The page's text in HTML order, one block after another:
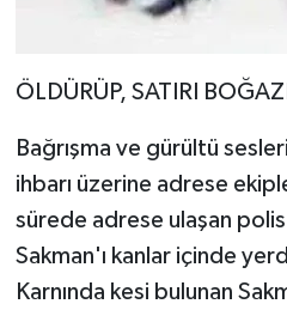
ÖLDÜRÜP, SATIRI
Bağrışma ve gürültü
ihbarı üzerine adrese
sürede adrese ulaşan
Sakman'ı kanlar içinde
Karnında kesi bulunan